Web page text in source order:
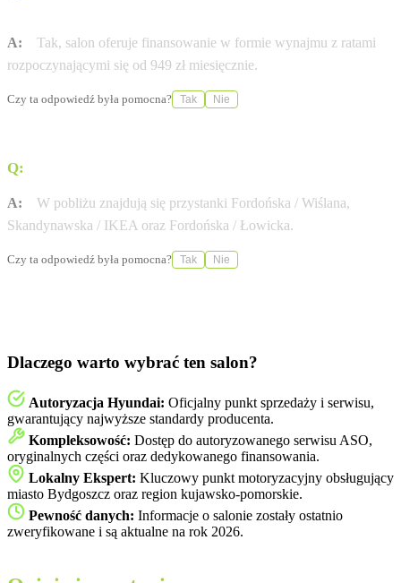
A:
Tak, salon oferuje finansowanie w formie wynajmu z ratami
rozpoczynającymi się od 949 zł miesięcznie.
Czy ta odpowiedź była pomocna? Tak Nie
Q:
A:
W pobliżu znajdują się przystanki Fordońska / Wiślana,
Skandynawska / IKEA oraz Fordońska / Łowicka.
Czy ta odpowiedź była pomocna? Tak Nie
Dlaczego warto wybrać ten salon?
Autoryzacja Hyundai: Oficjalny punkt sprzedaży i serwisu,
gwarantujący najwyższe standardy producenta.
Kompleksowość: Dostęp do autoryzowanego serwisu ASO,
oryginalnych części oraz dedykowanego finansowania.
Lokalny Ekspert: Kluczowy punkt motoryzacyjny obsługujący
miasto Bydgoszcz oraz region kujawsko-pomorskie.
Pewność danych: Informacje o salonie zostały ostatnio
zweryfikowane i są aktualne na rok 2026.